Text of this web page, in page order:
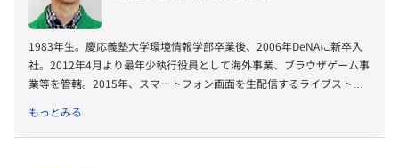
1983年生。慶応義塾大学環境情報学部卒業後、2006年DeNAに新卒入
社。2012年4月より最年少執行役員として海外事業、ブラウザゲーム事
業等を管轄。2015年、スマートフォン画面を生配信するライブストリ
DeNAからMBOする形で株式会社ミラティブを創業し、現在までに累計
60億円超を資金調達、日本最大のゲーム実況アプリ・スマホメタバー
もっとみる